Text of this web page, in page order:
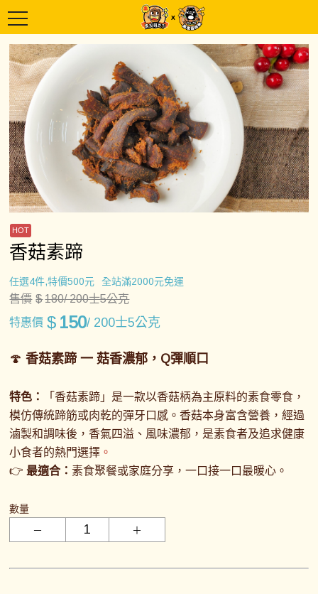
香菇素蹄
任選4件,特價500元 全站滿2000元免運
售價 $180/ 200士5公克
特惠價 $ 150/ 200士5公克
🍄香菇素蹄 一菇香濃郁，Q彈順口
特色：
「香菇素蹄」是一款以香菇柄為主原料的素食零食，
模仿傳統蹄筋或肉乾的彈牙口感。香菇本身富含營養，經過
滷製和調味後，香氣四溢、風味濃郁，是素食者及追求健康
小食者的熱門選擇 。
👉 最適合：素食聚餐或家庭分享，一口接一口最暖心。
數量